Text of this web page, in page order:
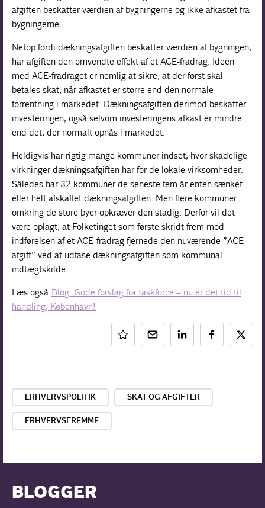
afgiften beskatter værdien af bygningerne og ikke afkastet fra
bygningerne.
Netop fordi dækningsafgiften beskatter værdien af bygningen,
har afgiften den omvendte effekt af et ACE-fradrag. Ideen
med ACE-fradraget er nemlig at sikre, at der først skal
betales skat, når afkastet er større end den normale
forrentning i markedet. Dækningsafgiften derimod beskatter
investeringen, også selvom investeringens afkast er mindre
end det, der normalt opnås i markedet.
Heldigvis har rigtig mange kommuner indset, hvor skadelige
virkninger dækningsafgiften har for de lokale virksomheder.
Således har 32 kommuner de seneste fem år enten sænket
eller helt afskaffet dækningsafgiften. Men flere kommuner
omkring de store byer opkræver den stadig. Derfor vil det
være oplagt, at Folketinget som første skridt frem mod
indførelsen af et ACE-fradrag fjernede den nuværende ”ACE-
afgift” ved at udfase dækningsafgiften som kommunal
indtægtskilde.
Læs også:Blog: Gode forslag fra taskforce – nu er det tid til
handling, København!
ERHVERVSPOLITIK SKAT OG AFGIFTER
ERHVERVSFREMME
BLOGGER